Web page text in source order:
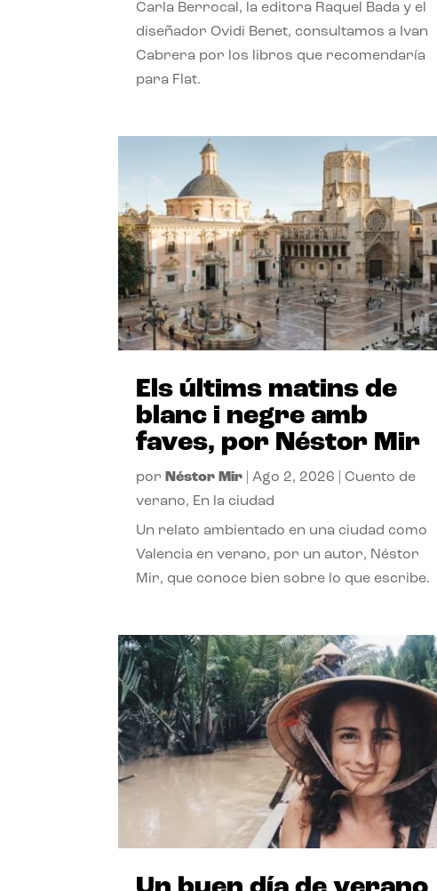
Carla Berrocal, la editora Raquel Bada y el
diseñador Ovidi Benet, consultamos a Ivan
Cabrera por los libros que recomendaría
para Flat.
Els últims matins de
blanc i negre amb
faves, por Néstor Mir
por Néstor Mir |Ago 2, 2026 |Cuento de
verano, En la ciudad
Un relato ambientado en una ciudad como
Valencia en verano, por un autor, Néstor
Mir, que conoce bien sobre lo que escribe.